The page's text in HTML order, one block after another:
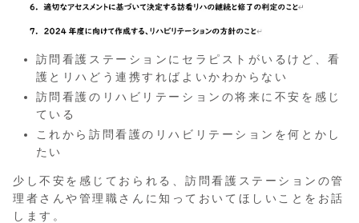
訪問看護ステーションにセラピストがいるけど、看
護とリハどう連携すればよいかわからない
訪問看護のリハビリテーションの将来に不安を感じ
ている
これから訪問看護のリハビリテーションを何とかし
たい
少し不安を感じておられる、訪問看護ステーションの管
理者さんや管理職さんに知っておいてほしいことをお話
します。